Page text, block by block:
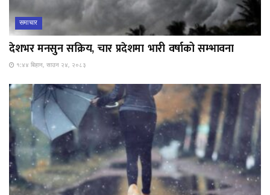
समाचार
देशभर मनसुन सक्रिय, चार प्रदेशमा भारी वर्षाको सम्भावना
१:४४ बिहान, साउन २४, २०८३